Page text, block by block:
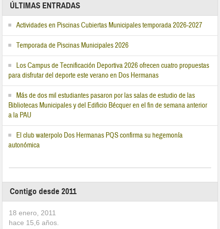
ÚLTIMAS ENTRADAS
Actividades en Piscinas Cubiertas Municipales temporada 2026-2027
Temporada de Piscinas Municipales 2026
Los Campus de Tecnificación Deportiva 2026 ofrecen cuatro propuestas
para disfrutar del deporte este verano en Dos Hermanas
Más de dos mil estudiantes pasaron por las salas de estudio de las
Bibliotecas Municipales y del Edificio Bécquer en el fin de semana anterior
a la PAU
El club waterpolo Dos Hermanas PQS confirma su hegemonía
autonómica
Contigo desde 2011
18 enero, 2011
hace 15,6 años.